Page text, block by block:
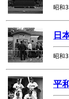
昭和
日
昭和
平